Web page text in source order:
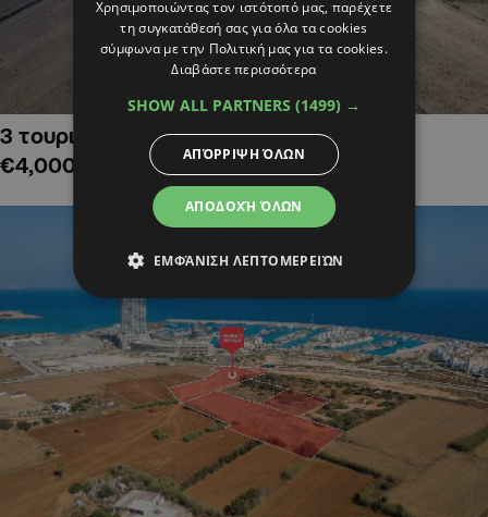
3 τουριστικά χωράφια στην Αλαμινό,
€4,000,000
Χρησιμοποιώντας τον ιστότοπό μας, παρέχετε
τη συγκατάθεσή σας για όλα τα cookies
σύμφωνα με την Πολιτική μας για τα cookies.
Διαβάστε περισσότερα
SHOW ALL PARTNERS (1499) →
ΑΠΟΔΟΧΉ ΌΛΩΝ
ΑΠΌΡΡΙΨΗ ΌΛΩΝ
ΕΜΦΆΝΙΣΗ ΛΕΠΤΟΜΕΡΕΙΏΝ